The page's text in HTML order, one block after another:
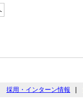
採用・インターン情報